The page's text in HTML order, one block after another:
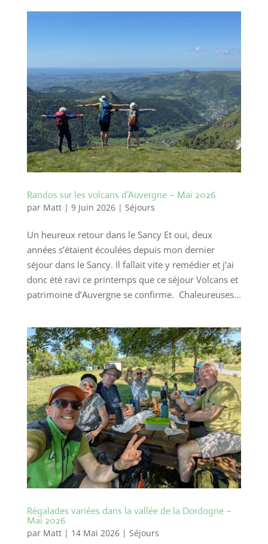
Randos sur les volcans d’Auvergne – Mai 2026
par Matt| 9 Juin 2026| Séjours
Un heureux retour dans le Sancy Et oui, deux
années s’étaient écoulées depuis mon dernier
séjour dans le Sancy. Il fallait vite y remédier et j’ai
donc été ravi ce printemps que ce séjour Volcans et
patrimoine d’Auvergne se confirme. Chaleureuses...
Régalades variées dans la vallée de la Dordogne –
Mai 2026
par Matt| 14 Mai 2026| Séjours